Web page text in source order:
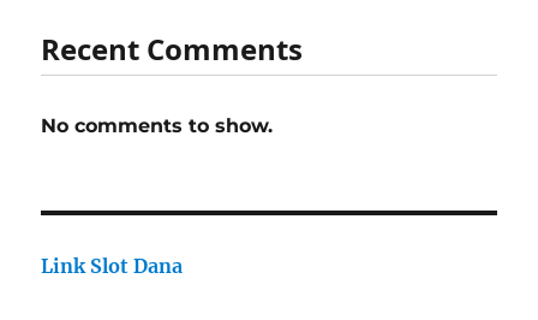
Recent Comments
No comments to show.
Link Slot Dana